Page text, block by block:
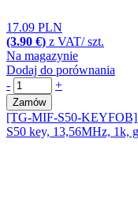
17.09 PLN
(3.90 €) z VAT/ szt.
Na magazynie
Dodaj do porównania
-
+
Zamów
[TG-MIF-S50-KEYFOB]
S50 key, 13,56MHz, 1k,